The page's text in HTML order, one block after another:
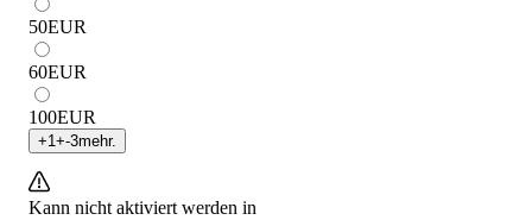
50EUR
60EUR
100EUR
+1+-3mehr.
Kann nicht aktiviert werden in